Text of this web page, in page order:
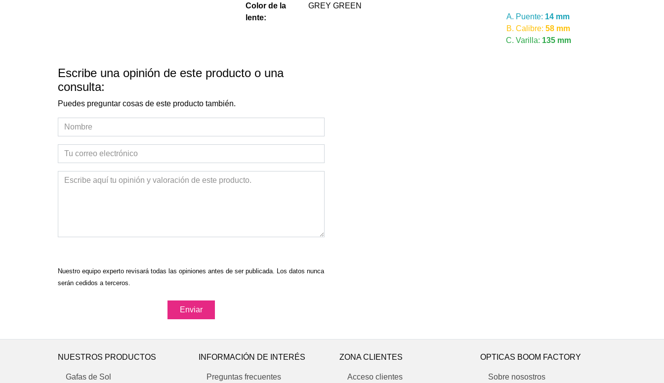
Color de la
lente:
GREY GREEN
Puente: 14 mm
Calibre: 58 mm
Varilla: 135 mm
Escribe una opinión de este producto o una
consulta:
Puedes preguntar cosas de este producto también.
Nuestro equipo experto revisará todas las opiniones antes de ser publicada. Los datos nunca
serán cedidos a terceros.
Enviar
NUESTROS PRODUCTOS
Gafas de Sol
INFORMACIÓN DE INTERÉS
Preguntas frecuentes
ZONA CLIENTES
Acceso clientes
OPTICAS BOOM FACTORY
Sobre nosostros